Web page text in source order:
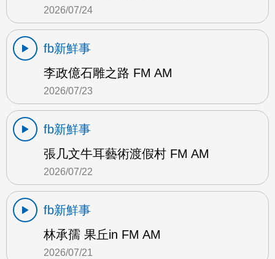
2026/07/24
fb新鮮事
李政億石雕之路 FM AM
2026/07/23
fb新鮮事
張几文牛耳藝術渡假村 FM AM
2026/07/22
fb新鮮事
林承孺 果丘in FM AM
2026/07/21